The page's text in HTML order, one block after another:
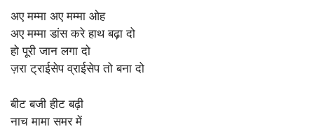
अए मम्मा अए मम्मा ओह
अए मम्मा डांस करे हाथ बढ़ा दो
हो पूरी जान लगा दो
ज़रा ट्राईसेप व्राईसेप तो बना दो
बीट बजी हीट बढ़ी
नाच मामा समर में